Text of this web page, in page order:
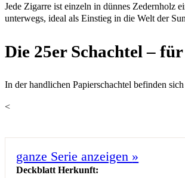
ganze Serie anzeigen »
Deckblatt Herkunft:
Jede Zigarre ist einzeln in dünnes Zedernholz
unterwegs, ideal als Einstieg in die Welt der
Die 25er Schachtel –
In der handlichen Papierschachtel befinden
<